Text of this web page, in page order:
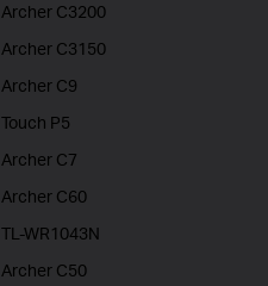
Archer C3200
Archer C3150
Archer C9
Touch P5
Archer C7
Archer C60
TL-WR1043N
Archer C50